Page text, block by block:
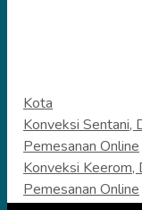
Categories
Kota
Konveksi Sentani,
Pemesanan Online
Konveksi Keerom,
Pemesanan Online